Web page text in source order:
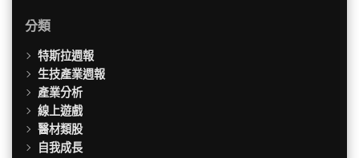
分類
特斯拉週報
生技產業週報
產業分析
線上遊戲
醫材類股
自我成長